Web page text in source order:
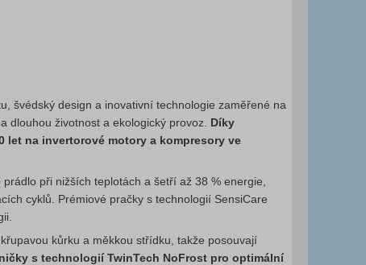
švédský design a inovativní technologie zaměřené na
dlouhou životnost a ekologický provoz. Díky
let na invertorové motory a kompresory ve
při nižších teplotách a šetří až 38 % energie,
cyklů. Prémiové pračky s technologií SensiCare
kůrku a měkkou střídku, takže posouvají
s technologií TwinTech NoFrost pro optimální